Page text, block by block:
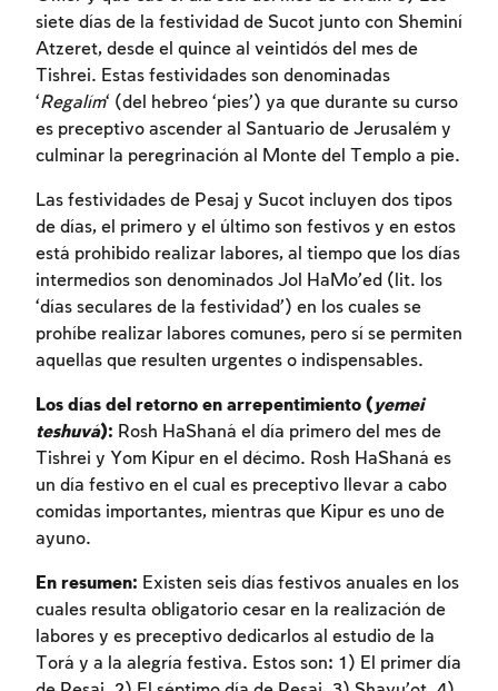
siete días de la festividad de Sucot junto con Sheminí
Atzeret, desde el quince al veintidós del mes de
Tishrei. Estas festividades son denominadas
‘Regalím‘ (del hebreo ‘pies’) ya que durante su curso
es preceptivo ascender al Santuario de Jerusalém y
culminar la peregrinación al Monte del Templo a pie.
Las festividades de Pesaj y Sucot incluyen dos tipos
de días, el primero y el último son festivos y en estos
está prohibido realizar labores, al tiempo que los días
intermedios son denominados Jol HaMo’ed (lit. los
‘días seculares de la festividad’) en los cuales se
prohíbe realizar labores comunes, pero sí se permiten
aquellas que resulten urgentes o indispensables.
Los días del retorno en arrepentimiento (yemei
teshuvá): Rosh HaShaná el día primero del mes de
Tishrei y Yom Kipur en el décimo. Rosh HaShaná es
un día festivo en el cual es preceptivo llevar a cabo
comidas importantes, mientras que Kipur es uno de
ayuno.
En resumen: Existen seis días festivos anuales en los
cuales resulta obligatorio cesar en la realización de
labores y es preceptivo dedicarlos al estudio de la
Torá y a la alegría festiva. Estos son: 1) El primer día
Inscripcion requerida
Para marcar lo estudiado debe conectarse
a su cuenta o inscribirse.
Inscripcion Conectarse